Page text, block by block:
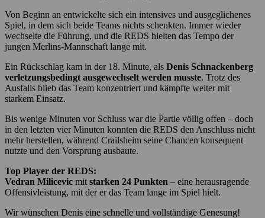
Von Beginn an entwickelte sich ein intensives und ausgeglichenes
Spiel, in dem sich beide Teams nichts schenkten. Immer wieder
wechselte die Führung, und die REDS hielten das Tempo der
jungen Merlins-Mannschaft lange mit.
Ein Rückschlag kam in der 18. Minute, als Denis Schnackenberg
verletzungsbedingt ausgewechselt werden musste. Trotz des
Ausfalls blieb das Team konzentriert und kämpfte weiter mit
starkem Einsatz.
Bis wenige Minuten vor Schluss war die Partie völlig offen – doch
in den letzten vier Minuten konnten die REDS den Anschluss nicht
mehr herstellen, während Crailsheim seine Chancen konsequent
nutzte und den Vorsprung ausbaute.
Top Player der REDS:
Vedran Milicevic mit starken 24 Punkten – eine herausragende
Offensivleistung, mit der er das Team lange im Spiel hielt.
Wir wünschen Denis eine schnelle und vollständige Genesung!